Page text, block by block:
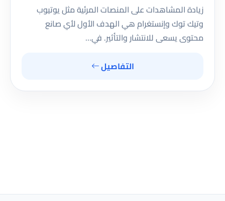
زيادة المشاهدات على المنصات المرئية مثل يوتيوب
وتيك توك وإنستغرام هي الهدف الأول لأي صانع
محتوى يسعى للانتشار والتأثير. في…
التفاصيل